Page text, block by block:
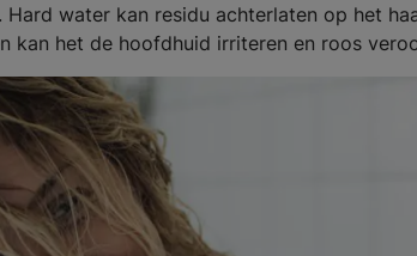
Hard water kan residu achterlaten op het
kan het de hoofdhuid irriteren en roos